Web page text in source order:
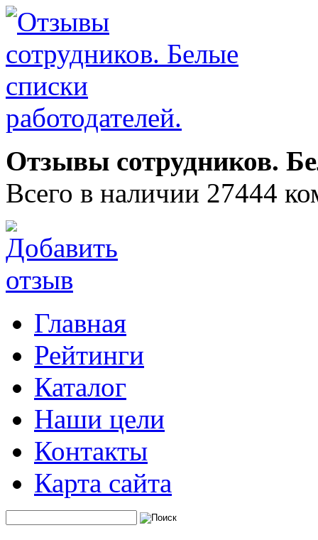
Отзывы сотрудников.
Всего в наличии 27444
Главная
Рейтинги
Каталог
Наши цели
Контакты
Карта сайта